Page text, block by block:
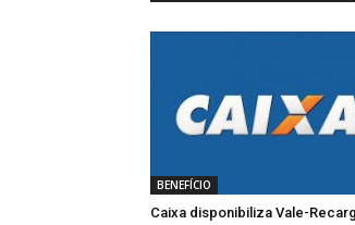
BENEFÍCIO
Caixa disponibiliza Vale-